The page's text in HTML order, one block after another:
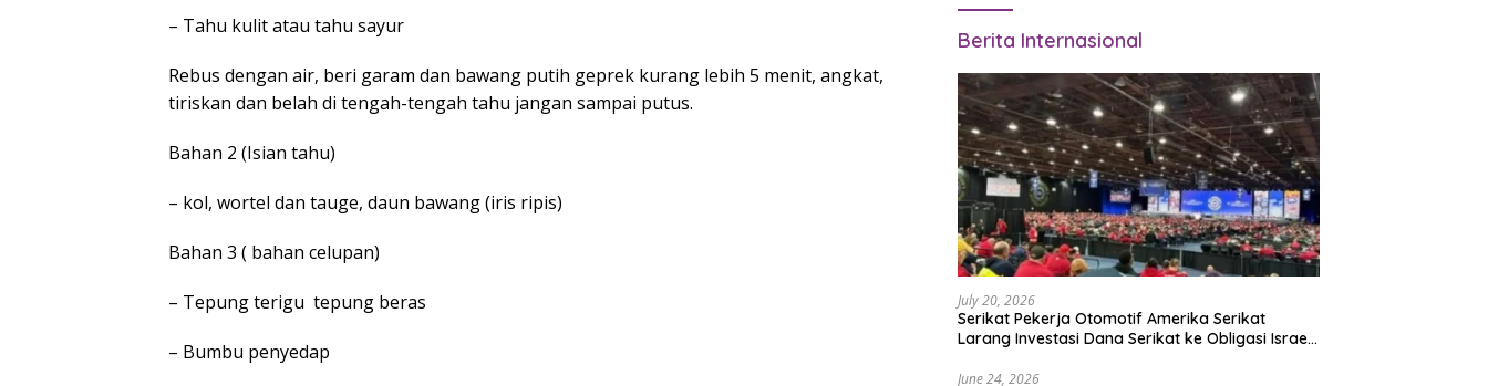
– Tahu kulit atau tahu sayur
Rebus dengan air, beri garam dan bawang putih geprek kurang lebih 5 menit, angkat,
tiriskan dan belah di tengah-tengah tahu jangan sampai putus.
Bahan 2 (Isian tahu)
– kol, wortel dan tauge, daun bawang (iris ripis)
Bahan 3 ( bahan celupan)
– Tepung terigu tepung beras
– Bumbu penyedap
Berita Internasional
July 20, 2026
Serikat Pekerja Otomotif Amerika Serikat
Larang Investasi Dana Serikat ke Obligasi Israel,
June 24, 2026